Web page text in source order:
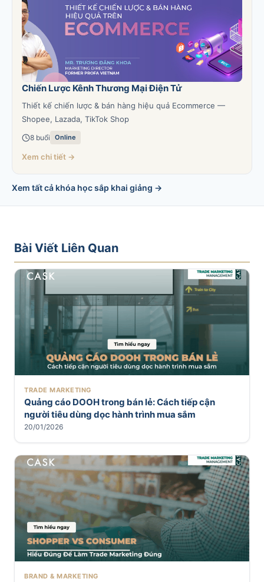
Chiến Lược Kênh Thương Mại Điện Tử
Thiết kế chiến lược & bán hàng hiệu quả Ecommerce —
Shopee, Lazada, TikTok Shop
8 buổi Online
Xem chi tiết →
Xem tất cả khóa học sắp khai giảng →
Bài Viết Liên Quan
TRADE MARKETING
Quảng cáo DOOH trong bán lẻ: Cách tiếp cận
người tiêu dùng dọc hành trình mua sắm
20/01/2026
BRAND & MARKETING